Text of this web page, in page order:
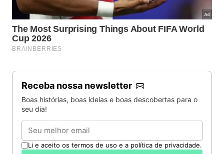
Receba nossa newsletter
Boas histórias, boas ideias e boas descobertas para o
seu dia!
Email
Li e aceito os termos de uso e a política de privacidade.